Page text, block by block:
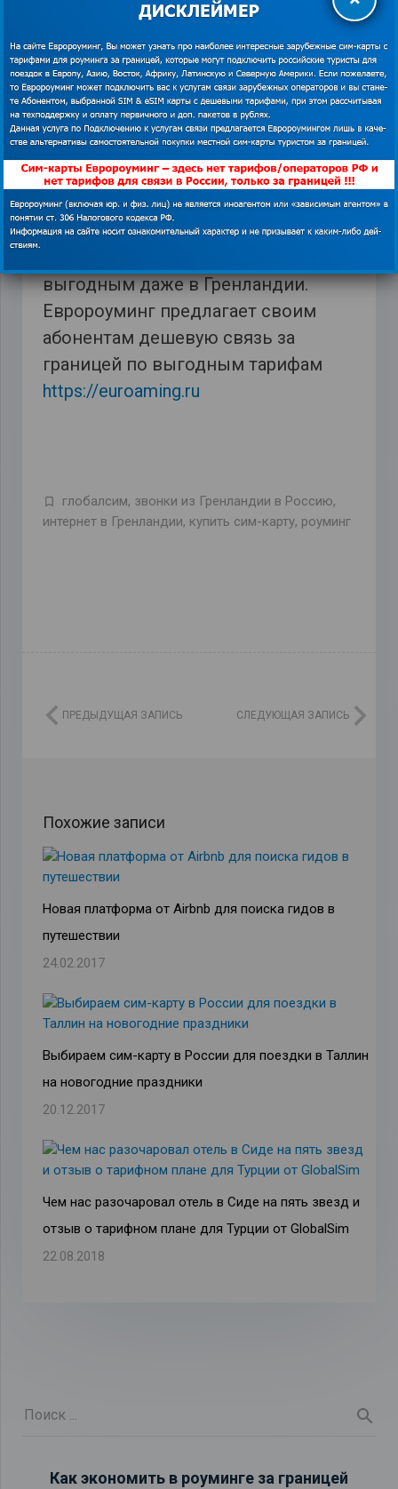
редакцией для решения вопроса о
удаления изображения.Показать
контакты
Недорогой мобильный интернет – 1
ГБ за 19$ или 2 Гб за 35$, срок
действия – 1 месяц.
Если выбрать правильный тариф, то
выгодным даже в Гренландии.
Евророуминг предлагает своим
абонентам дешевую связь за
границей по выгодным тарифам
https://euroaming.ru
глобалсим, звонки из Гренландии в Россию,
интернет в Гренландии, купить сим-карту, роуминг
ПРЕДЫДУЩАЯ ЗАПИСЬ СЛЕДУЮЩАЯ ЗАПИСЬ
Похожие записи
Новая платформа от Airbnb для поиска гидов в
путешествии
24.02.2017
Выбираем сим-карту в России для поездки в Таллин
на новогодние праздники
20.12.2017
Чем нас разочаровал отель в Сиде на пять звезд и
отзыв о тарифном плане для Турции от GlobalSim
22.08.2018
Как экономить в роуминге за границей